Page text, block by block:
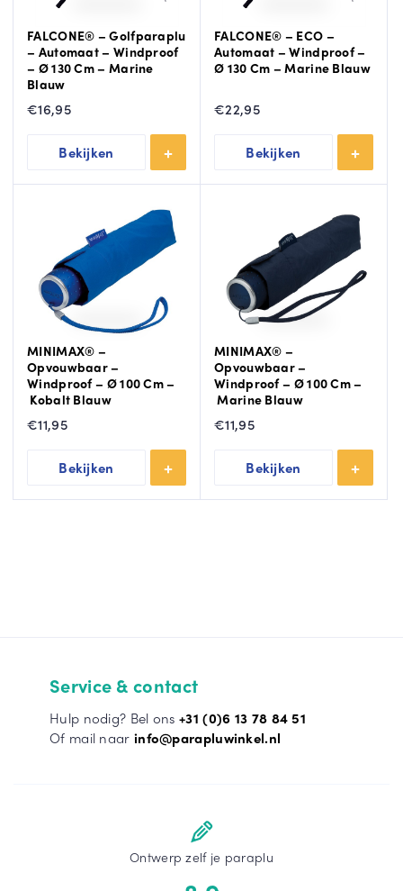
FALCONE® – Golfparaplu
– Automaat – Windproof
– Ø 130 Cm – Marine
Blauw
€16,95
Bekijken
FALCONE® – ECO –
Automaat – Windproof –
Ø 130 Cm – Marine Blauw
€22,95
Bekijken
MINIMAX® –
Opvouwbaar –
Windproof – Ø 100 Cm –
Kobalt Blauw
€11,95
Bekijken
MINIMAX® –
Opvouwbaar –
Windproof – Ø 100 Cm –
Marine Blauw
€11,95
Bekijken
Service & contact
Hulp nodig? Bel ons +31 (0)6 13 78 84 51
Of mail naar info@parapluwinkel.nl
Ontwerp zelf je paraplu